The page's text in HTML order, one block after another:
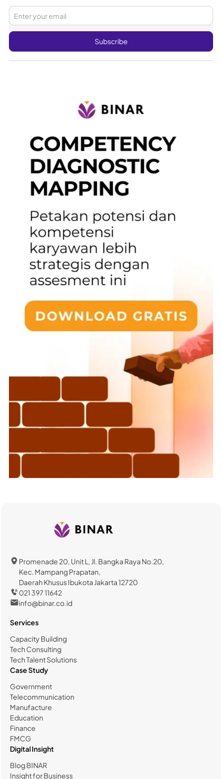
Promenade 20, Unit L, Jl. Bangka Raya No.20,
Kec. Mampang Prapatan,
Daerah Khusus Ibukota Jakarta 12720
021 397 11642
info@binar.co.id
Services
Capacity Building
Tech Consulting
Tech Talent Solutions
Case Study
Government
Telecommunication
Manufacture
Education
Finance
FMCG
Digital Insight
Blog BINAR
Insight for Business